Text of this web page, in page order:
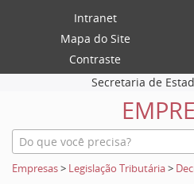
Intranet
Mapa do Site
Contraste
Secretaria de
Empresas> Legislação Tributária>